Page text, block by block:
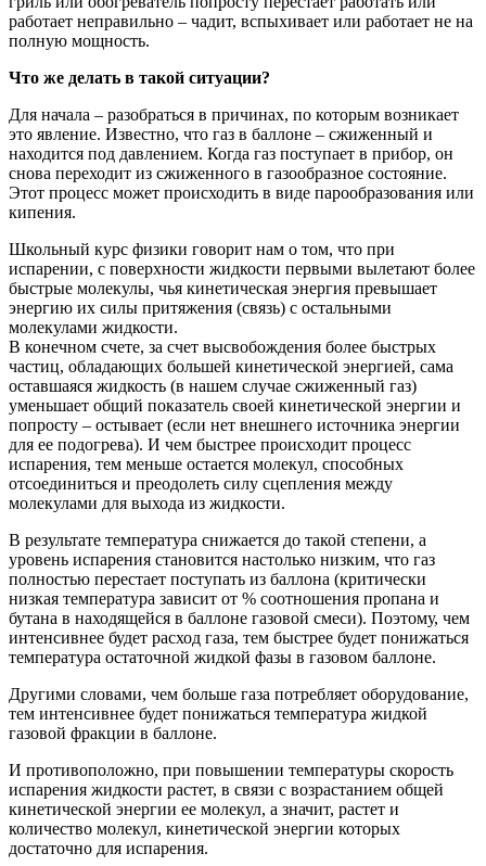
работает неправильно – чадит, вспыхивает или работает не на
полную мощность.
Что же делать в такой ситуации?
Для начала – разобраться в причинах, по которым возникает
это явление. Известно, что газ в баллоне – сжиженный и
находится под давлением. Когда газ поступает в прибор, он
снова переходит из сжиженного в газообразное состояние.
Этот процесс может происходить в виде парообразования или
кипения.
Школьный курс физики говорит нам о том, что при
испарении, с поверхности жидкости первыми вылетают более
быстрые молекулы, чья кинетическая энергия превышает
энергию их силы притяжения (связь) с остальными
молекулами жидкости.
В конечном счете, за счет высвобождения более быстрых
частиц, обладающих большей кинетической энергией, сама
оставшаяся жидкость (в нашем случае сжиженный газ)
уменьшает общий показатель своей кинетической энергии и
попросту – остывает (если нет внешнего источника энергии
для ее подогрева). И чем быстрее происходит процесс
испарения, тем меньше остается молекул, способных
отсоединиться и преодолеть силу сцепления между
молекулами для выхода из жидкости.
В результате температура снижается до такой степени, а
уровень испарения становится настолько низким, что газ
полностью перестает поступать из баллона (критически
низкая температура зависит от % соотношения пропана и
бутана в находящейся в баллоне газовой смеси). Поэтому, чем
интенсивнее будет расход газа, тем быстрее будет понижаться
температура остаточной жидкой фазы в газовом баллоне.
Другими словами, чем больше газа потребляет оборудование,
тем интенсивнее будет понижаться температура жидкой
газовой фракции в баллоне.
И противоположно, при повышении температуры скорость
испарения жидкости растет, в связи с возрастанием общей
кинетической энергии ее молекул, а значит, растет и
количество молекул, кинетической энергии которых
достаточно для испарения.